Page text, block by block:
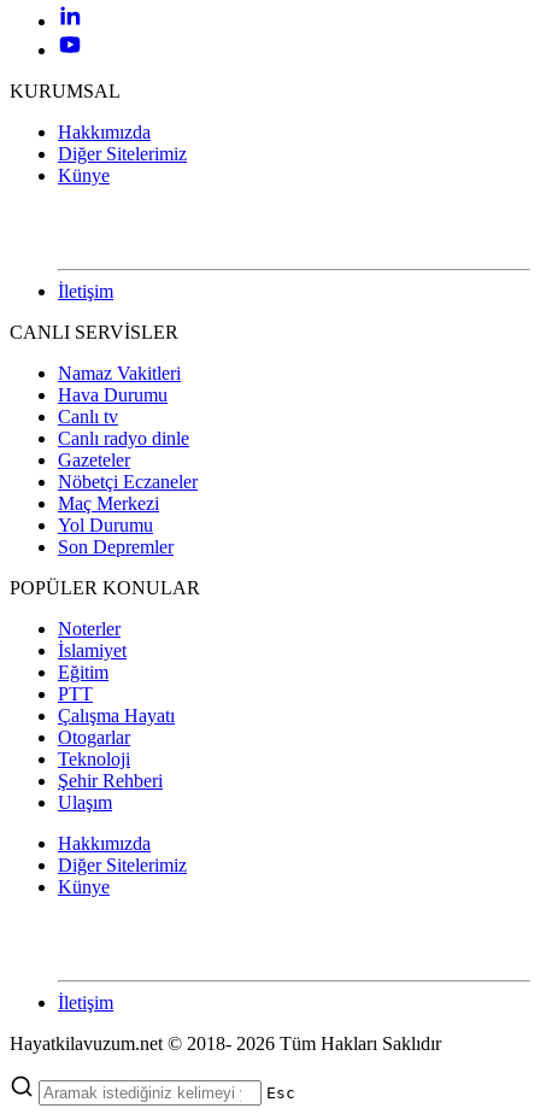
KURUMSAL
Hakkımızda
Diğer Sitelerimiz
Künye
İletişim
CANLI SERVİSLER
Namaz Vakitleri
Hava Durumu
Canlı tv
Canlı radyo dinle
Gazeteler
Nöbetçi Eczaneler
Maç Merkezi
Yol Durumu
Son Depremler
POPÜLER KONULAR
Noterler
İslamiyet
Eğitim
PTT
Çalışma Hayatı
Otogarlar
Teknoloji
Şehir Rehberi
Ulaşım
Hakkımızda
Diğer Sitelerimiz
Künye
İletişim
Hayatkilavuzum.net © 2018- 2026 Tüm Hakları Saklıdır
Esc